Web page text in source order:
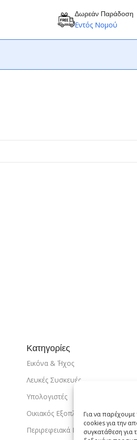
Για να παρέχουμε
cookies για την
συγκατάθεση για
Δωρεάν Παράδοση
Εντός Νομού
Κατηγορίες
Εικόνα & ΄Ήχος
Λευκές Συσκευές
Υπολογιστές
Οικιακός Εξοπλισμός
Περιρεφειακά PC